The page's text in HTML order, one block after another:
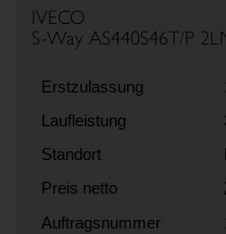
IVECO
S-Way AS440S46T/P
Erstzulassung
Laufleistung
Standort
Preis netto
Auftragsnummer